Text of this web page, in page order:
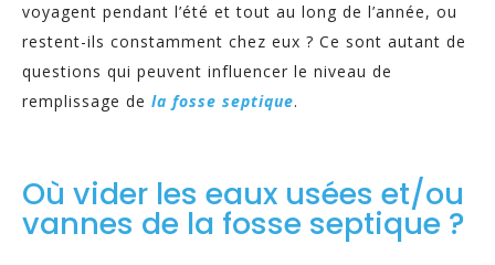
voyagent pendant l’été et tout au long de l’année, ou
restent-ils constamment chez eux ? Ce sont autant de
questions qui peuvent influencer le niveau de
remplissage de la fosse septique.
Où vider les eaux usées et/ou
vannes de la fosse septique ?